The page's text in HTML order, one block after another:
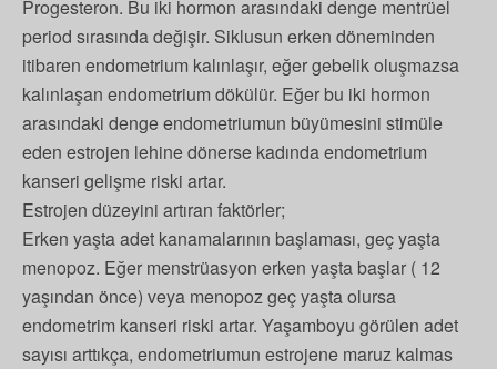
Progesteron. Bu iki hormon arasındaki denge mentrüel
period sırasında değişir. Siklusun erken döneminden
itibaren endometrium kalınlaşır, eğer gebelik oluşmazsa
kalınlaşan endometrium dökülür. Eğer bu iki hormon
arasındaki denge endometriumun büyümesini stimüle
eden estrojen lehine dönerse kadında endometrium
kanseri gelişme riski artar.
Estrojen düzeyini artıran faktörler;
Erken yaşta adet kanamalarının başlaması, geç yaşta
menopoz. Eğer menstrüasyon erken yaşta başlar ( 12
yaşından önce) veya menopoz geç yaşta olursa
endometrim kanseri riski artar. Yaşamboyu görülen adet
sayısı arttıkça, endometriumun estrojene maruz kalmas